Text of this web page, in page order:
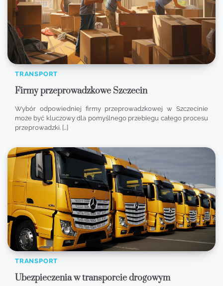
TRANSPORT
Firmy przeprowadzkowe Szczecin
Wybór odpowiedniej firmy przeprowadzkowej w Szczecinie
może być kluczowy dla pomyślnego przebiegu całego procesu
przeprowadzki. […]
TRANSPORT
Ubezpieczenia w transporcie drogowym